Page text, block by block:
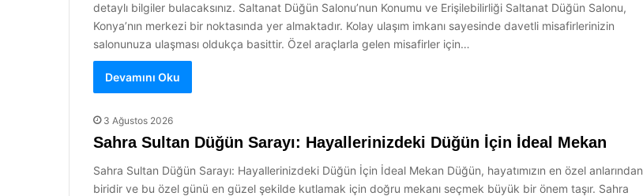
detaylı bilgiler bulacaksınız. Saltanat Düğün Salonu’nun Konumu ve Erişilebilirliği Saltanat Düğün Salonu,
Konya’nın merkezi bir noktasında yer almaktadır. Kolay ulaşım imkanı sayesinde davetli misafirlerinizin
salonunuza ulaşması oldukça basittir. Özel araçlarla gelen misafirler için…
Devamını Oku
3 Ağustos 2026
Sahra Sultan Düğün Sarayı: Hayallerinizdeki Düğün İçin İdeal Mekan
Sahra Sultan Düğün Sarayı: Hayallerinizdeki Düğün İçin İdeal Mekan Düğün, hayatımızın en özel anlarından
biridir ve bu özel günü en güzel şekilde kutlamak için doğru mekanı seçmek büyük bir önem taşır. Sahra